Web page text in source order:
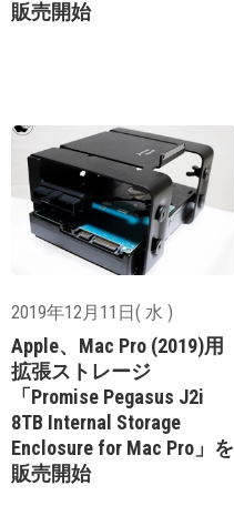
販売開始
2019年12月11日( 水 )
Apple、Mac Pro (2019)用
拡張ストレージ
「Promise Pegasus J2i
8TB Internal Storage
Enclosure for Mac Pro」を
販売開始